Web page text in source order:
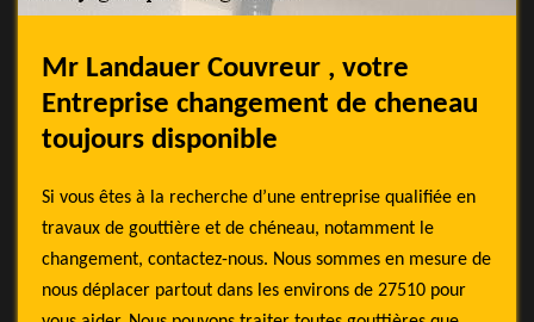
Mr Landauer Couvreur , votre
Entreprise changement de cheneau
toujours disponible
Si vous êtes à la recherche d’une entreprise qualifiée en
travaux de gouttière et de chéneau, notamment le
changement, contactez-nous. Nous sommes en mesure de
nous déplacer partout dans les environs de 27510 pour